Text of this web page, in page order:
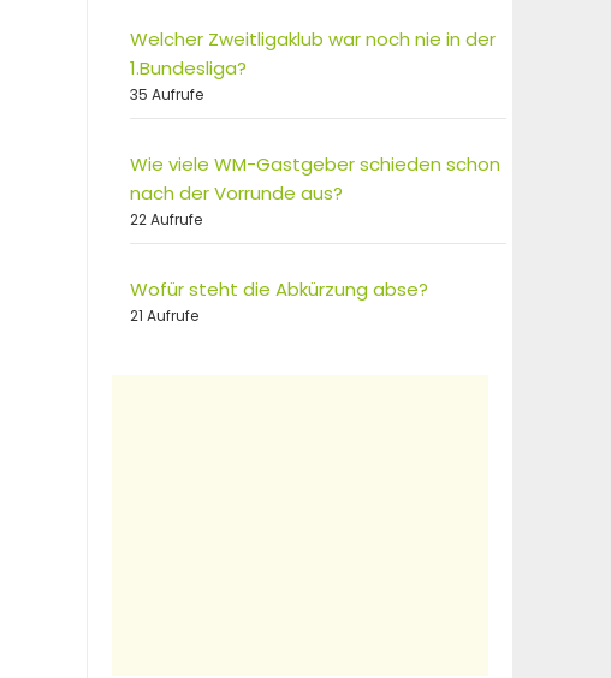
Welcher Zweitligaklub war noch nie in der
1.Bundesliga?
35 Aufrufe
Wie viele WM-Gastgeber schieden schon
nach der Vorrunde aus?
22 Aufrufe
Wofür steht die Abkürzung abse?
21 Aufrufe